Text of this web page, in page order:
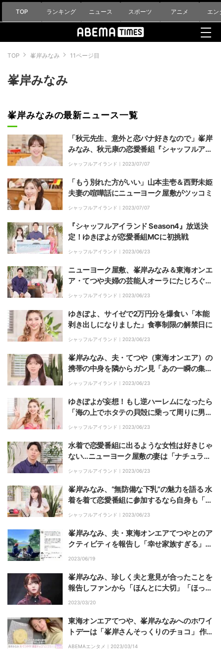
TOP ランキング ニュース スポーツ アニメ エン
TOP 峯岸みなみ 11ページ目
峯岸みなみ
峯岸みなみの最新ニュース一覧
「秋元先生、意外と恋バナ好きなので」峯岸
みなみ、秋元康の恋愛番組『シャッフルアイ
ランド』の観賞を希望
シャッフルアイランド｜ 2023/07/07
「もう別れた方がいい」山本圭壱＆西野未姫
夫妻の喧嘩話にニューヨーク屋敷がツッコミ
シャッフルアイランド｜ 2023/07/07
『シャッフルアイランド Season4』放送決
定！ゆきぽよが恋愛番組MCに初挑戦
シャッフルアイランド｜ 2023/06/23
ニューヨーク屋敷、峯岸みなみ＆東海オンエ
ア・てつや夫婦の芸能人オーラにたじろぐ
「ハワイで1番赤いドレスを着ていた」
シャッフルアイランド｜ 2023/06/23
ゆきぽよ、サイゼで2万円分を爆食い「本能
剥き出しになりました」食事制限の解禁日に
シャッフルアイランド｜ 2023/06/23
峯岸みなみ、夫・てつや（東海オンエア）の
携帯の中身を隣からガン見「あの一瞬の集中
力は人間の能力を超越してる」
シャッフルアイランド｜ 2023/06/23
ゆきぽよが妄想！もし逆ハーレムになったら
「海の上でホタテの貝殻に乗って周りに男子
がひかえてる…みたいな写真を撮りたい」
シャッフルアイランド｜ 2023/06/23
水着で恋愛番組に出るような女性は好きじゃ
ない…ニューヨーク屋敷の妻は「ナチュラル
な可愛い人」目撃した峯岸みなみも証言
シャッフルアイランド｜ 2023/06/23
峯岸みなみ、“無防備な下乳”の魅力を語る 水
着を着て恋愛番組に参加するなら自身も「下
乳を出したい（笑）」
シャッフルアイランド｜ 2023/06/23
峯岸みなみ、夫・東海オンエアてつやとのア
クティビティを報告し「幸せ家族すぎる」
「似てきてる」と反響
2023/06/19
峯岸みなみ、珍しく夫と意見が合ったことを
報告しファンから「ほんとに大切」「ほっこ
りして癒される」の声
2023/03/20
東海オンエアてつや、峯岸みなみへのホワイ
トデーは「峯岸さんそっくりのチョコ」 作っ
てみた動画公開で「旦那になってもオタクみ
ABEMAエンタメ｜ 2023/03/14